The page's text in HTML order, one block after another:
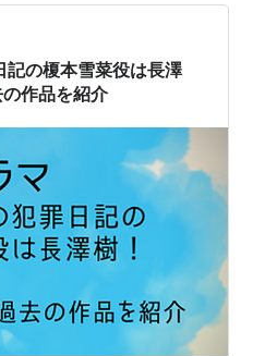
って、 ムショ活を通して
様子を 微笑ましく見られ
す。 正義感があり、意見も
家…
記の榎本雪菜役は長澤
作品を紹介